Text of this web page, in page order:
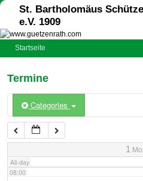
St. Bartholomäus
e.V. 1909
Startseite
Termine
Categories
1 Mo
All-day
06:00
07:00
08:00